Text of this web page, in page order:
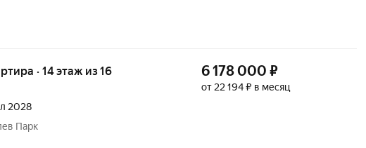
· 14 этаж из 16
2028
Парк
6 178 000 ₽
от 22 194 ₽ в месяц